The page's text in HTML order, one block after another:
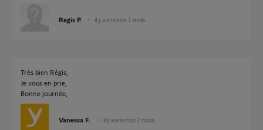
Regis P. il y a environ 2 mois
Très bien Régis,
Je vous en prie,
Bonne journée,
Vanessa F. il y a environ 2 mois